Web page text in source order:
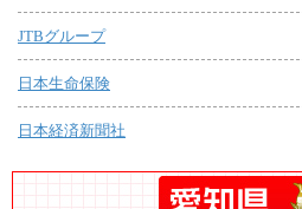
JTBグループ
日本生命保険
日本経済新聞社